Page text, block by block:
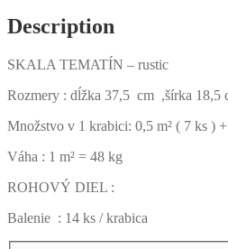
Description
SKALA TEMATÍN – rustic
Rozmery : dĺžka 37,5 cm ,šírka 18,5
Množstvo v 1 krabici: 0,5 m² ( 7 ks )
Váha : 1 m² = 48 kg
ROHOVÝ DIEL :
Balenie : 14 ks / krabica